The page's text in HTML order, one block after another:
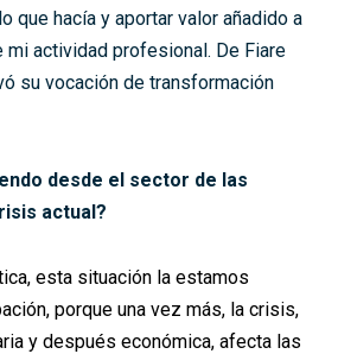
que hacía y aportar valor añadido a
mi actividad profesional. De Fiare
su vocación de transformación
desde el sector de las
actual?
esta situación la estamos
porque una vez más, la crisis,
y después económica, afecta las